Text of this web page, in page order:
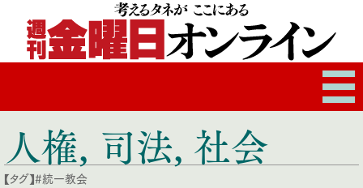
人権, 司法, 社会
【タグ】#統一教会